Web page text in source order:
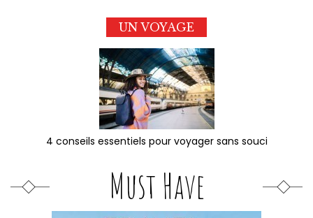
UN VOYAGE
4 conseils essentiels pour voyager sans souci
Must Have